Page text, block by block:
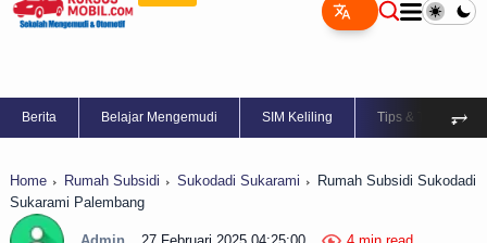
Berita Belajar Mengemudi SIM Keliling Tips & Trik ⥅
Home Rumah Subsidi Sukodadi Sukarami
Rumah Subsidi Sukodadi
Sukarami Palembang